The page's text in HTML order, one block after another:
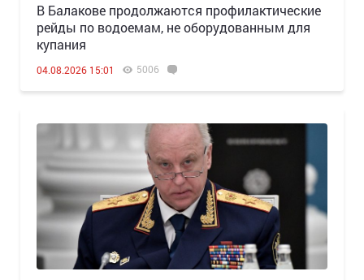
В Балакове продолжаются профилактические
рейды по водоемам, не оборудованным для
купания
04.08.2026 15:01 5006